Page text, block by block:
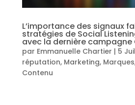
L’importance des signaux
stratégies de Social
avec la dernière campagne
par Emmanuelle Chartier | 5
réputation, Marketing, Marques
Contenu